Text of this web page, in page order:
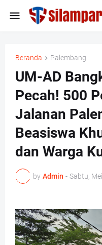
Beranda Palembang
UM-AD
Pecah! 500
Jalanan
Beasiswa
dan Warga
by Admin - Sabtu,